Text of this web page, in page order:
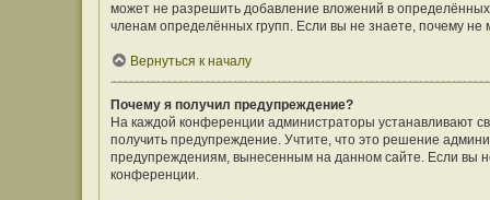
может не разрешить добавление вложений в
членам определённых групп. Если вы не знаете, почему
Вернуться к началу
Почему я получил предупреждение?
На каждой конференции администраторы устанавливают
получить предупреждение. Учтите, что это решение
предупреждениям, вынесенным на данном сайте. Если вы
конференции.